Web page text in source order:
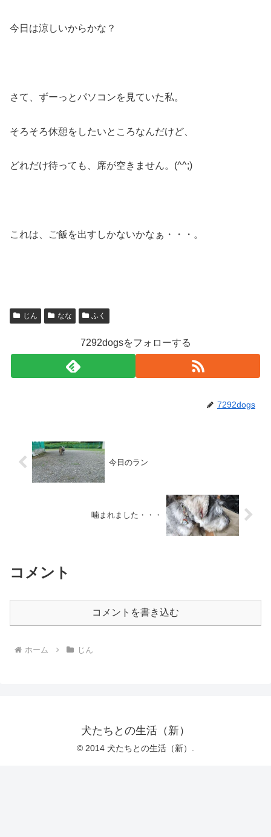
今日は涼しいからかな？
さて、ずーっとパソコンを見ていた私。
そろそろ休憩をしたいところなんだけど、
どれだけ待っても、席が空きません。(^^;)
これは、ご飯を出すしかないかなぁ・・・。
じん なな ふく
7292dogsをフォローする
7292dogs
今日のラン
噛まれました・・・
コメント
コメントを書き込む
ホーム じん
犬たちとの生活（新）
© 2014 犬たちとの生活（新）.